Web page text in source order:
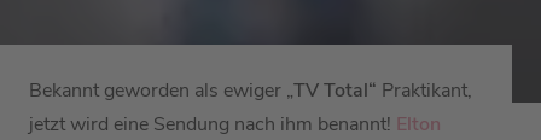
Bekannt geworden als ewiger „TV Total“ Praktikant,
jetzt wird eine Sendung nach ihm benannt! Elton